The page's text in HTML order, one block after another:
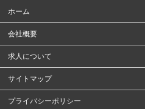
ホーム
会社概要
求人について
サイトマップ
プライバシーポリシー